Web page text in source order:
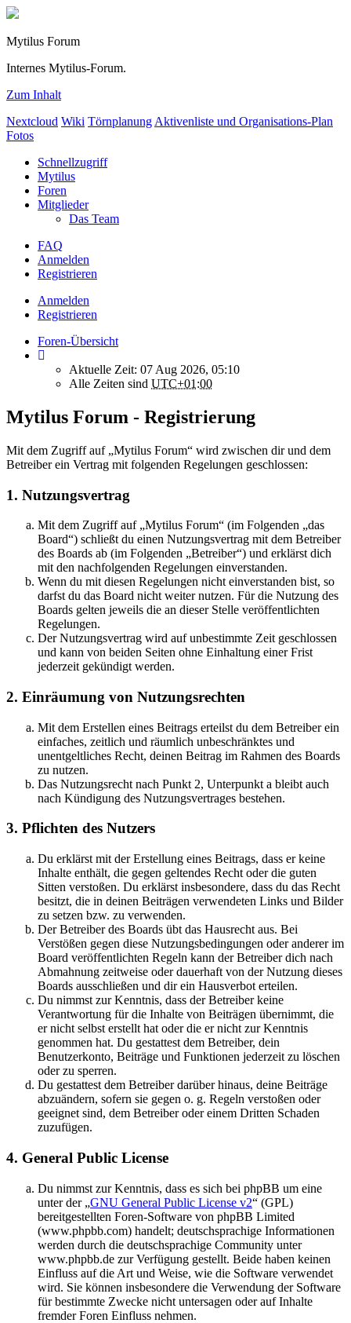
Mytilus Forum
Internes Mytilus-Forum.
Zum Inhalt
Nextcloud Wiki Törnplanung Aktivenliste und Organisations-Plan
Fotos
Schnellzugriff
Mytilus
Foren
Mitglieder
Das Team
FAQ
Anmelden
Registrieren
Anmelden
Registrieren
Foren-Übersicht
Aktuelle Zeit: 07 Aug 2026, 05:10
Alle Zeiten sind UTC+01:00
Mytilus Forum - Registrierung
Mit dem Zugriff auf „Mytilus Forum“ wird zwischen dir und dem
Betreiber ein Vertrag mit folgenden Regelungen geschlossen:
1. Nutzungsvertrag
Mit dem Zugriff auf „Mytilus Forum“ (im Folgenden „das
Board“) schließt du einen Nutzungsvertrag mit dem Betreiber
des Boards ab (im Folgenden „Betreiber“) und erklärst dich
mit den nachfolgenden Regelungen einverstanden.
Wenn du mit diesen Regelungen nicht einverstanden bist, so
darfst du das Board nicht weiter nutzen. Für die Nutzung des
Boards gelten jeweils die an dieser Stelle veröffentlichten
Regelungen.
Der Nutzungsvertrag wird auf unbestimmte Zeit geschlossen
und kann von beiden Seiten ohne Einhaltung einer Frist
jederzeit gekündigt werden.
2. Einräumung von Nutzungsrechten
Mit dem Erstellen eines Beitrags erteilst du dem Betreiber ein
einfaches, zeitlich und räumlich unbeschränktes und
unentgeltliches Recht, deinen Beitrag im Rahmen des Boards
zu nutzen.
Das Nutzungsrecht nach Punkt 2, Unterpunkt a bleibt auch
nach Kündigung des Nutzungsvertrages bestehen.
3. Pflichten des Nutzers
Du erklärst mit der Erstellung eines Beitrags, dass er keine
Inhalte enthält, die gegen geltendes Recht oder die guten
Sitten verstoßen. Du erklärst insbesondere, dass du das Recht
besitzt, die in deinen Beiträgen verwendeten Links und Bilder
zu setzen bzw. zu verwenden.
Der Betreiber des Boards übt das Hausrecht aus. Bei
Verstößen gegen diese Nutzungsbedingungen oder anderer im
Board veröffentlichten Regeln kann der Betreiber dich nach
Abmahnung zeitweise oder dauerhaft von der Nutzung dieses
Boards ausschließen und dir ein Hausverbot erteilen.
Du nimmst zur Kenntnis, dass der Betreiber keine
Verantwortung für die Inhalte von Beiträgen übernimmt, die
er nicht selbst erstellt hat oder die er nicht zur Kenntnis
genommen hat. Du gestattest dem Betreiber, dein
Benutzerkonto, Beiträge und Funktionen jederzeit zu löschen
oder zu sperren.
Du gestattest dem Betreiber darüber hinaus, deine Beiträge
abzuändern, sofern sie gegen o. g. Regeln verstoßen oder
geeignet sind, dem Betreiber oder einem Dritten Schaden
zuzufügen.
4. General Public License
Du nimmst zur Kenntnis, dass es sich bei phpBB um eine
unter der „GNU General Public License v2“ (GPL)
bereitgestellten Foren-Software von phpBB Limited
(www.phpbb.com) handelt; deutschsprachige Informationen
werden durch die deutschsprachige Community unter
www.phpbb.de zur Verfügung gestellt. Beide haben keinen
Einfluss auf die Art und Weise, wie die Software verwendet
wird. Sie können insbesondere die Verwendung der Software
für bestimmte Zwecke nicht untersagen oder auf Inhalte
fremder Foren Einfluss nehmen.